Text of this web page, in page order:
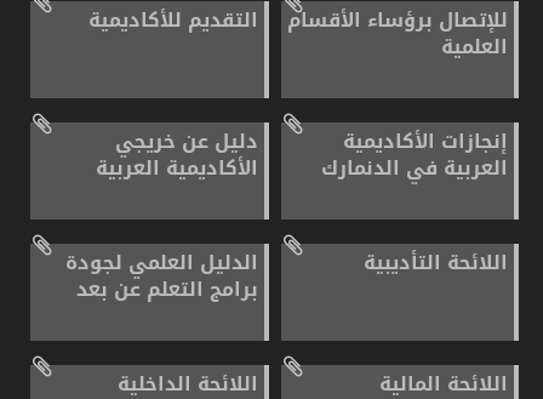
للإتصال برؤساء الأقسام
العلمية
التقديم للأكاديمية
إنجازات الأكاديمية
العربية في الدنمارك
دليل عن خريجي
الأكاديمية العربية
اللائحة التأديبية الدليل العلمي لجودة
برامج التعلم عن بعد
اللائحة المالية اللائحة الداخلية